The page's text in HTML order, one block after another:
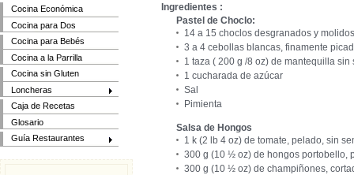
Cocina Económica
Cocina para Dos
Cocina para Bebés
Cocina a la Parrilla
Cocina sin Gluten
Loncheras
Caja de Recetas
Glosario
Guía Restaurantes
Ingredientes :
Pastel de Choclo:
14 a 15 choclos desgranados y molidos
3 a 4 cebollas blancas, finamente
1 taza ( 200 g /8 oz) de mantequilla
1 cucharada de azúcar
Sal
Pimienta
Salsa de Hongos
1 k (2 lb 4 oz) de tomate, pelado, sin
300 g (10 ½ oz) de hongos portobello,
300 g (10 ½ oz) de champiñones,